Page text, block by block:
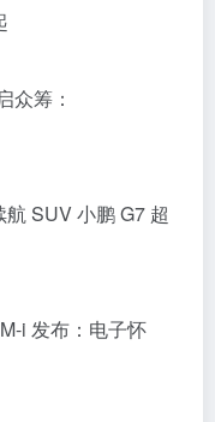
众筹：
SUV 小鹏 G7 超
i 发布：电子怀